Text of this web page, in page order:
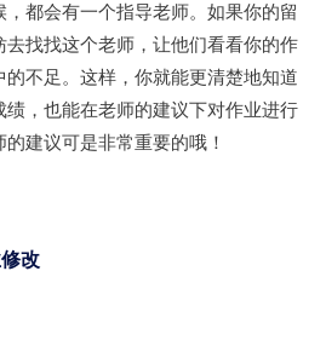
都会有一个指导老师。如果你的留
找找这个老师，让他们看看你的作
不足。这样，你就能更清楚地知道
绩，也能在老师的建议下对作业进行
建议可是非常重要的哦！
改